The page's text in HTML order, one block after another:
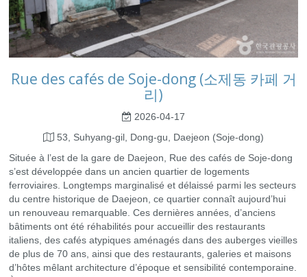
Rue des cafés de Soje-dong (소제동 카페 거
리)
2026-04-17
53, Suhyang-gil, Dong-gu, Daejeon (Soje-dong)
Située à l’est de la gare de Daejeon, Rue des cafés de Soje-dong
s’est développée dans un ancien quartier de logements
ferroviaires. Longtemps marginalisé et délaissé parmi les secteurs
du centre historique de Daejeon, ce quartier connaît aujourd’hui
un renouveau remarquable. Ces dernières années, d’anciens
bâtiments ont été réhabilités pour accueillir des restaurants
italiens, des cafés atypiques aménagés dans des auberges vieilles
de plus de 70 ans, ainsi que des restaurants, galeries et maisons
d’hôtes mêlant architecture d’époque et sensibilité contemporaine.